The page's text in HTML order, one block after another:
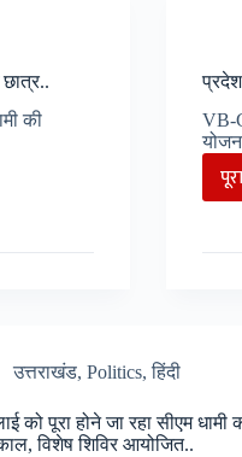
चलते
दायरा
बुग्याल
विषय..
की
VB-
उत्तराखंड,Politics,हिंदी
को पूरा होने जा रहा सीएम धामी
विशेष शिविर आयोजित..